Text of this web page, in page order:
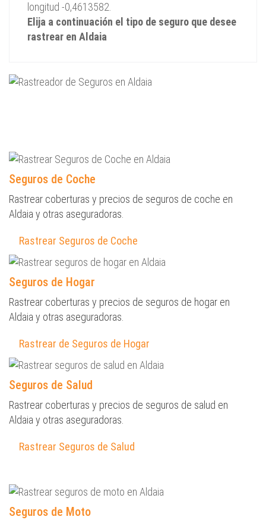
longitud -0,4613582.
Elija a continuación el tipo de seguro que desee
rastrear en Aldaia
Seguros de Coche
Rastrear coberturas y precios de seguros de coche en
Aldaia y otras aseguradoras.
Rastrear Seguros de Coche
Seguros de Hogar
Rastrear coberturas y precios de seguros de hogar en
Aldaia y otras aseguradoras.
Rastrear de Seguros de Hogar
Seguros de Salud
Rastrear coberturas y precios de seguros de salud en
Aldaia y otras aseguradoras.
Rastrear Seguros de Salud
Seguros de Moto